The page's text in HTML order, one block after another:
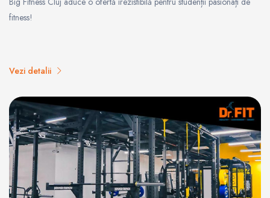
fitness!
Vezi detalii